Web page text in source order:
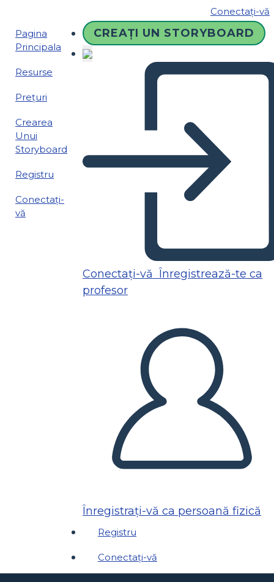
Conectați-vă
Pagina
Principala
Resurse
Prețuri
Crearea
Unui
Storyboard
Registru
Conectați-
vă
CREAȚI UN STORYBOARD
Conectați-vă Înregistrează-te ca
profesor
Înregistrați-vă ca persoană fizică
Registru
Conectați-vă